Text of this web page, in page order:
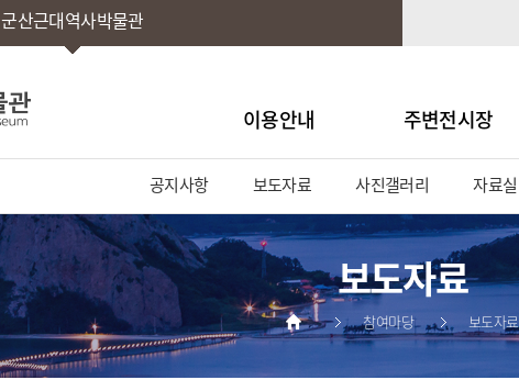
군산근대역사박물관
이용안내 주변전시장
공지사항 보도자료 사진갤러리 자료실
보도자료
참여마당 보도자료